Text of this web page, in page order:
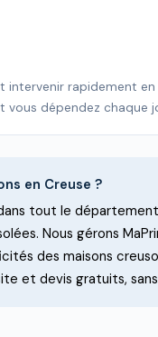
intervenir rapidement
dépendez chaque
en Creuse ?
tout le
Nous gérons
des maisons
et devis gratuits,